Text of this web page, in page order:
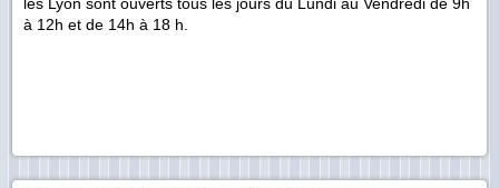
à 12h et de 14h à 18 h.